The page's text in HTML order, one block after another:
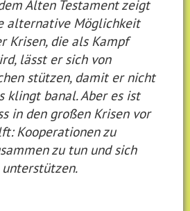
Alten Testament zeigt
alternative Möglichkeit
Krisen, die als Kampf
lässt er sich von
stützen, damit er nicht
klingt banal. Aber es ist
in den großen Krisen vor
Kooperationen zu
zu tun und sich